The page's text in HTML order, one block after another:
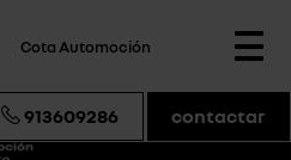
Cota Automoción
›Audi A4 advanced edition
913609286 contactar